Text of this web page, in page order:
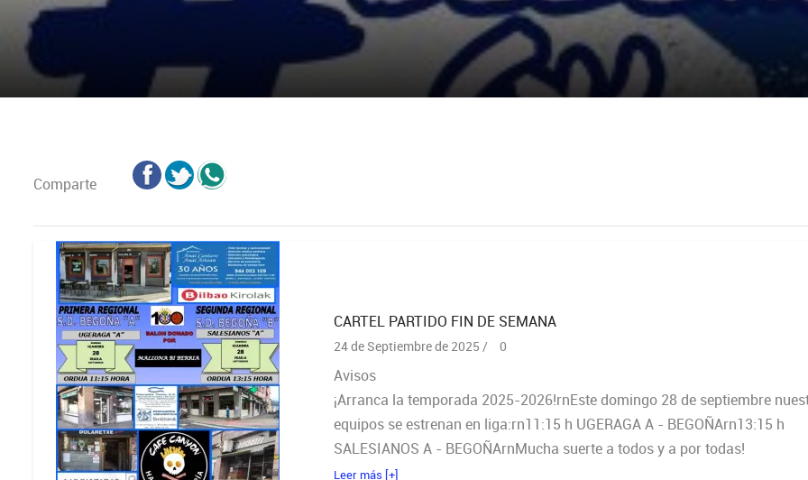
Comparte
CARTEL PARTIDO FIN DE SEMANA
24 de Septiembre de 2025 / 0
Avisos
¡Arranca la temporada 2025-2026!rnEste domingo 28 de septiembre
equipos se estrenan en liga:rn11:15 h UGERAGA A - BEGOÑArn13:15 h
SALESIANOS A - BEGOÑArnMucha suerte a todos y a por todas!
Leer más [+]